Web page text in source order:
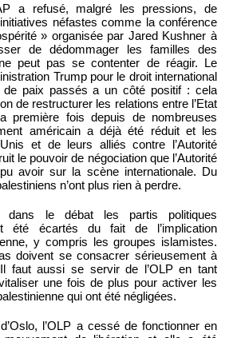
a refusé, malgré les pressions, de
néfastes comme la conférence
» organisée par Jared Kushner à
de dédommager les familles des
peut pas se contenter de réagir. Le
Trump pour le droit international
paix passés a un côté positif : cela
de restructurer les relations entre l’Etat
première fois depuis de nombreuses
américain a déjà été réduit et les
et de leurs alliés contre l’Autorité
le pouvoir de négociation que l’Autorité
avoir sur la scène internationale. Du
n’ont plus rien à perdre.
dans le débat les partis politiques
été écartés du fait de l’implication
y compris les groupes islamistes.
doivent se consacrer sérieusement à
faut aussi se servir de l’OLP en tant
une fois de plus pour activer les
qui ont été négligées.
l’OLP a cessé de fonctionner en